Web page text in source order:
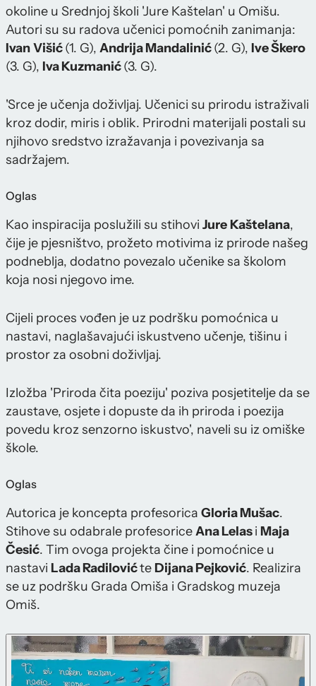
okoline u Srednjoj školi 'Jure Kaštelan' u Omišu.
Autori su su radova učenici pomoćnih zanimanja:
IvanVišić(1. G), Andrija Mandalinić(2. G), Ive Škero
(3. G), Iva Kuzmanić(3. G).
'Srce je učenja doživljaj. Učenici su prirodu istraživali
kroz dodir, miris i oblik. Prirodni materijali postali su
njihovo sredstvo izražavanja i povezivanja sa
sadržajem.
Oglas
Kao inspiracija poslužili su stihovi Jure Kaštelana,
čije je pjesništvo, prožeto motivima iz prirode našeg
podneblja, dodatno povezalo učenike sa školom
koja nosi njegovo ime.
Cijeli proces vođen je uz podršku pomoćnica u
nastavi, naglašavajući iskustveno učenje, tišinu i
prostor za osobni doživljaj.
Izložba 'Priroda čita poeziju' poziva posjetitelje da se
zaustave, osjete i dopuste da ih priroda i poezija
povedu kroz senzorno iskustvo', naveli su iz omiške
škole.
Oglas
Autorica je koncepta profesorica Gloria Mušac.
Stihove su odabrale profesoriceAna Lelasi Maja
Česić. Tim ovoga projekta čine i pomoćnice u
nastavi Lada Radilovićte Dijana Pejković. Realizira
se uz podršku Grada Omiša i Gradskog muzeja
Omiš.